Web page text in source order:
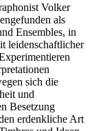
Volker
als
Ensembles, in
leidenschaftlicher
sich die
und
Besetzung
erdenkliche Art